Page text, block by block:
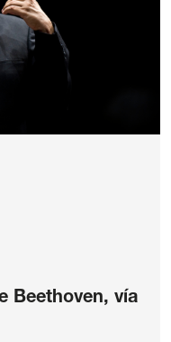
Beethoven, vía